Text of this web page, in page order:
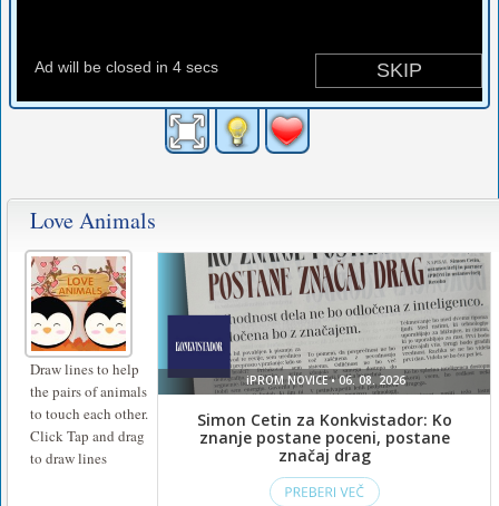
Love Animals
Draw lines to help
the pairs of animals
to touch each other.
Click Tap and drag
to draw lines